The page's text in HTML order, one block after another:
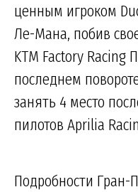
ценным игроком
Ле-Мана, побив
KTM Factory Racing
последнем
занять 4 место
пилотов Aprilia
Подробности